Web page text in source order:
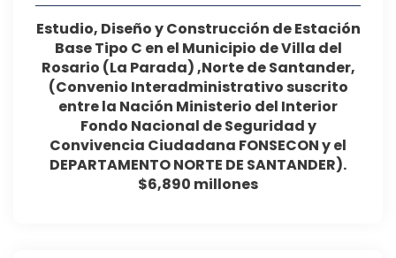
Estudio, Diseño y Construcción de Estación
Base Tipo C en el Municipio de Villa del
Rosario (La Parada) ,Norte de Santander,
(Convenio Interadministrativo suscrito
entre la Nación Ministerio del Interior
Fondo Nacional de Seguridad y
Convivencia Ciudadana FONSECON y el
DEPARTAMENTO NORTE DE SANTANDER).
$6,890 millones